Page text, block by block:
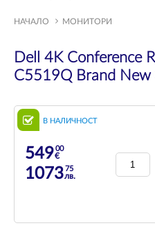
НАЧАЛО МОНИТОРИ
Dell 4K Conference
C5519Q Brand New
В НАЛИЧНОСТ
54900
€
107375
лв.